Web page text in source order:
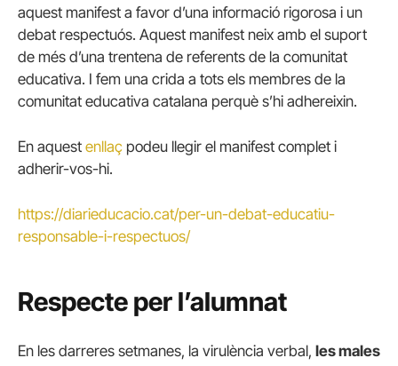
aquest manifest a favor d’una informació rigorosa i un
debat respectuós. Aquest manifest neix amb el suport
de més d’una trentena de referents de la comunitat
educativa. I fem una crida a tots els membres de la
comunitat educativa catalana perquè s’hi adhereixin.
En aquest enllaç podeu llegir el manifest complet i
adherir-vos-hi.
https://diarieducacio.cat/per-un-debat-educatiu-
responsable-i-respectuos/
Respecte per l’alumnat
En les darreres setmanes, la virulència verbal, les males